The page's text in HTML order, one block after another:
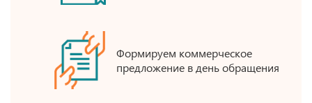
Формируем коммерческое
предложение в день обращения